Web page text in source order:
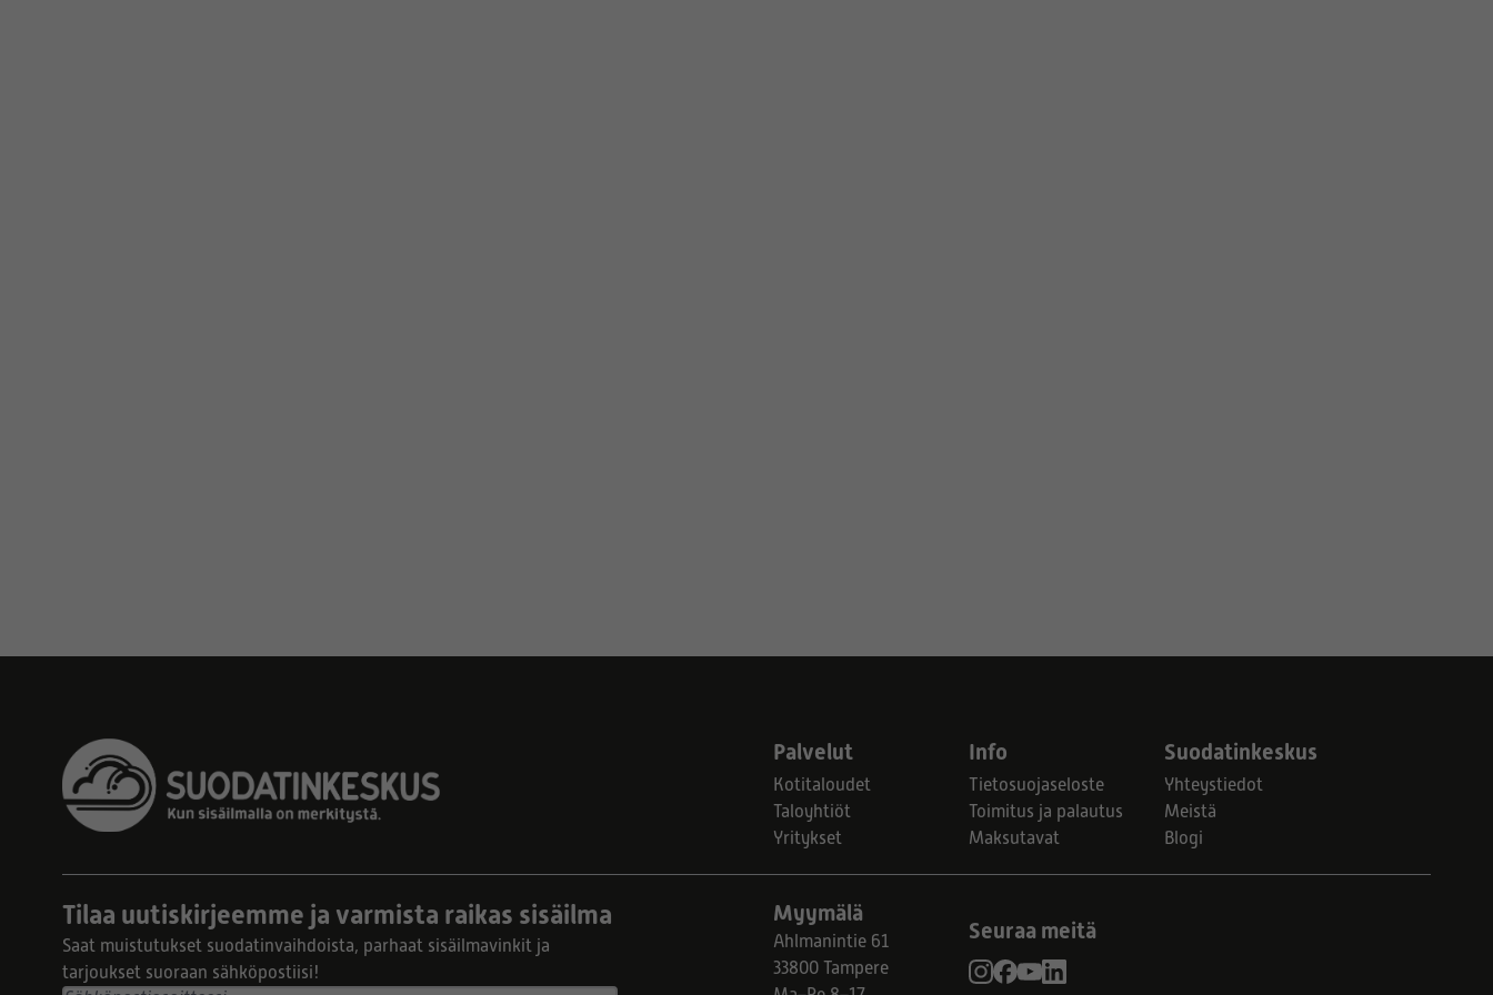
Palvelut
Kotitaloudet
Taloyhtiöt
Yritykset
Info
Tietosuojaseloste
Toimitus ja palautus
Maksutavat
Suodatinkeskus
Yhteystiedot
Meistä
Blogi
Tilaa uutiskirjeemme ja varmista raikas sisäilma
Saat muistutukset suodatinvaihdoista, parhaat sisäilmavinkit ja
tarjoukset suoraan sähköpostiisi!
Myymälä
Ahlmanintie 61
33800 Tampere
Seuraa meitä